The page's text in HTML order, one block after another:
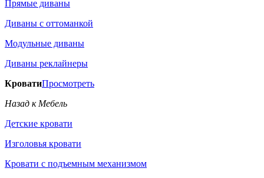
Прямые диваны
Диваны с оттоманкой
Модульные диваны
Диваны реклайнеры
КроватиПросмотреть
Назад к Мебель
Детские кровати
Изголовья кровати
Кровати с подъемным механизмом